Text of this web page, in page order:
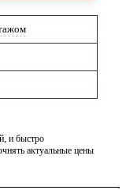
и быстро
актуальные цены